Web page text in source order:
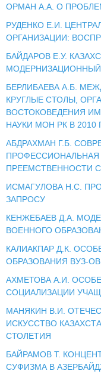
ОРМАН А.А. О
РУДЕНКО Е.И.
ОРГАНИЗАЦИИ:
БАЙДАРОВ Е.У.
МОДЕРНИЗАЦИОННЫЙ
БЕРЛИБАЕВА А.Б.
КРУГЛЫЕ СТОЛЫ,
ВОСТОКОВЕДЕНИЯ
НАУКИ МОН РК В 2010
АБДРАХМАН Г.Б.
ПРОФЕССИОНАЛЬНАЯ
ПРЕЕМСТВЕННОСТИ
ИСМАГУЛОВА Н.С.
ЗАПРОСУ
КЕНЖЕБАЕВ Д.А.
ВОЕННОГО
КАЛИАКПАР Д.К.
ОБРАЗОВАНИЯ ВУЗ-ОВ
АХМЕТОВА А.И.
СОЦИАЛИЗАЦИИ
МАНЯКИН В.И.
ИСКУССТВО
СТОЛЕТИЯ
БАЙРАМОВ Т.
СУФИЗМА В